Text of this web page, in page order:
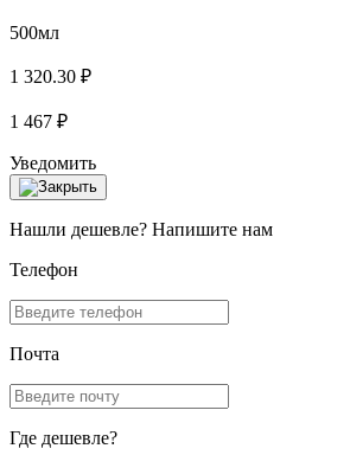
500мл
1 320.30 ₽
1 467 ₽
Уведомить
Нашли дешевле? Напишите нам
Телефон
Почта
Где дешевле?